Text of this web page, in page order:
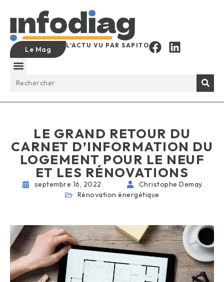
Le Mag L'ACTU VU PAR SAPITO
LE GRAND RETOUR DU
CARNET D’INFORMATION DU
LOGEMENT POUR LE NEUF
ET LES RÉNOVATIONS
septembre 16, 2022
Christophe Demay
Rénovation énergétique